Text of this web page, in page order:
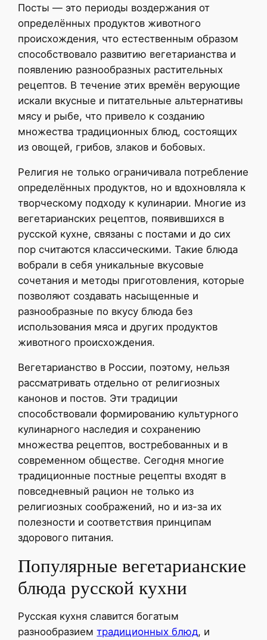
Посты — это периоды воздержания от
определённых продуктов животного
происхождения, что естественным образом
способствовало развитию вегетарианства и
появлению разнообразных растительных
рецептов. В течение этих времён верующие
искали вкусные и питательные альтернативы
мясу и рыбе, что привело к созданию
множества традиционных блюд, состоящих
из овощей, грибов, злаков и бобовых.
Религия не только ограничивала потребление
определённых продуктов, но и вдохновляла к
творческому подходу к кулинарии. Многие из
вегетарианских рецептов, появившихся в
русской кухне, связаны с постами и до сих
пор считаются классическими. Такие блюда
вобрали в себя уникальные вкусовые
сочетания и методы приготовления, которые
позволяют создавать насыщенные и
разнообразные по вкусу блюда без
использования мяса и других продуктов
животного происхождения.
Вегетарианство в России, поэтому, нельзя
рассматривать отдельно от религиозных
канонов и постов. Эти традиции
способствовали формированию культурного
кулинарного наследия и сохранению
множества рецептов, востребованных и в
современном обществе. Сегодня многие
традиционные постные рецепты входят в
повседневный рацион не только из
религиозных соображений, но и из-за их
полезности и соответствия принципам
здорового питания.
Популярные вегетарианские
блюда русской кухни
Русская кухня славится богатым
разнообразиемтрадиционных блюд, и